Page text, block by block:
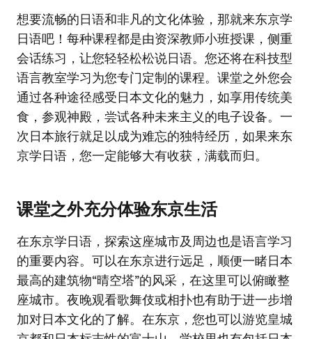
想要流畅的日语和非凡的文化体验，那就来东京学
日语吧！每种课程都是由资深教师小班授课，侧重
会话练习，让您轻轻松松说日语。您还将在科技型
语言教室学习为您专门定制的课程。课堂之外您会
通过各种途径感受日本文化的魅力，如享用传统美
食，参观神殿，尝试各种未来主义的电子设备。一
次日本旅行就足以成为难忘的独特经历，如果来东
京学日语，您一定能够大有收获，满载而归。
课堂之外充分体验东京生活
在东京学日语，探索这座城市及周边也是语言学习
的重要内容。可以在东京进行远足，顺便一睹日本
最高的建筑物“晴空塔”的风采，在这里可以俯瞰整
座城市。夜晚观看歌舞伎或相扑也有助于进一步增
加对日本文化的了解。在东京，您也可以游览皇城